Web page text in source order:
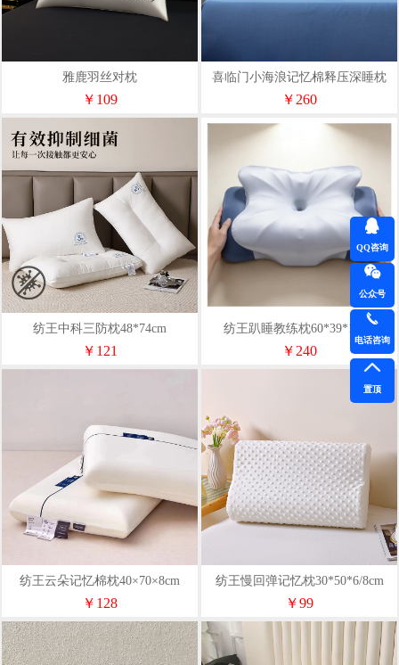
雅鹿羽丝对枕
￥109
喜临门小海浪记忆棉释压深睡枕
￥260
纺王中科三防枕48*74cm
￥121
纺王趴睡教练枕60*39*15cm
￥240
纺王云朵记忆棉枕40×70×8cm
￥128
纺王慢回弹记忆枕30*50*6/8cm
￥99
QQ咨询
公众号
电话咨询
置顶